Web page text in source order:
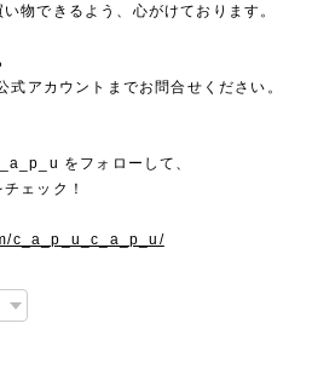
物できるよう、心がけております。
アカウントまでお問合せください。
をフォローして、
ェック！
c_a_p_u_c_a_p_u/